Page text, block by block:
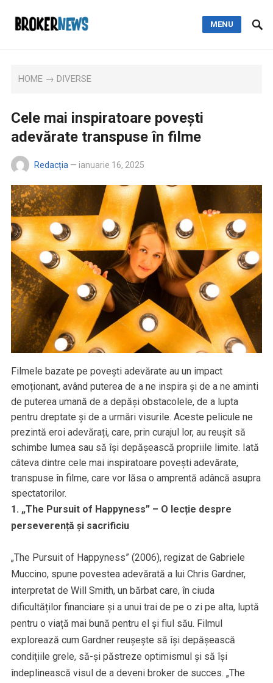
MENU
HOME →DIVERSE
Cele mai inspiratoare povești
adevărate transpuse în filme
Redacția — ianuarie 16, 2025
Filmele bazate pe povești adevărate au un impact
emoționant, având puterea de a ne inspira și de a ne aminti
de puterea umană de a depăși obstacolele, de a lupta
pentru dreptate și de a urmări visurile. Aceste pelicule ne
prezintă eroi adevărați, care, prin curajul lor, au reușit să
schimbe lumea sau să își depășească propriile limite. Iată
câteva dintre cele mai inspiratoare povești adevărate,
transpuse în filme, care vor lăsa o amprentă adâncă asupra
spectatorilor.
1. „The Pursuit of Happyness” – O lecție despre
perseverență și sacrificiu
„The Pursuit of Happyness” (2006), regizat de Gabriele
Muccino, spune povestea adevărată a lui Chris Gardner,
interpretat de Will Smith, un bărbat care, în ciuda
dificultăților financiare și a unui trai de pe o zi pe alta, luptă
pentru o viață mai bună pentru el și fiul său. Filmul
explorează cum Gardner reușește să își depășească
condițiile grele, să-și păstreze optimismul și să își
îndeplinească visul de a deveni broker de succes. „The